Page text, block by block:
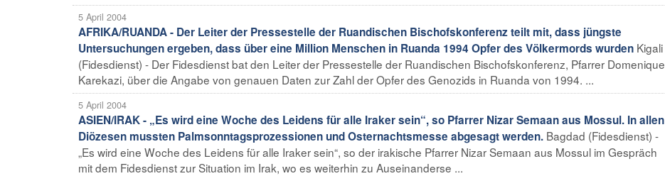
5 April 2004
AFRIKA/RUANDA - Der Leiter der Pressestelle der Ruandischen Bischofskonferenz teilt mit, dass jüngste
Untersuchungen ergeben, dass über eine Million Menschen in Ruanda 1994 Opfer des Völkermords wurden Kigali
(Fidesdienst) - Der Fidesdienst bat den Leiter der Pressestelle der Ruandischen Bischofskonferenz, Pfarrer Domenique
Karekazi, über die Angabe von genauen Daten zur Zahl der Opfer des Genozids in Ruanda von 1994. ...
5 April 2004
ASIEN/IRAK - „Es wird eine Woche des Leidens für alle Iraker sein“, so Pfarrer Nizar Semaan aus Mossul. In allen
Diözesen mussten Palmsonntagsprozessionen und Osternachtsmesse abgesagt werden. Bagdad (Fidesdienst) -
„Es wird eine Woche des Leidens für alle Iraker sein“, so der irakische Pfarrer Nizar Semaan aus Mossul im Gespräch
mit dem Fidesdienst zur Situation im Irak, wo es weiterhin zu Auseinanderse ...